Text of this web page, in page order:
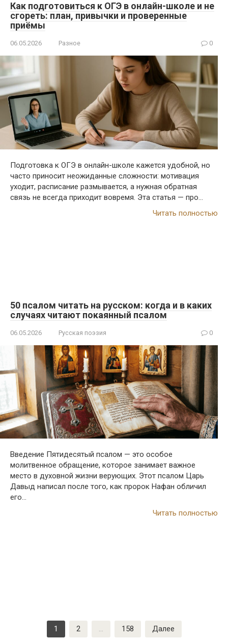
Как подготовиться к ОГЭ в онлайн-школе и не
сгореть: план, привычки и проверенные
приёмы
06.05.2026 Разное 0
Подготовка к ОГЭ в онлайн-школе кажется удобной, но
часто приносит неожиданные сложности: мотивация
уходит, расписание размывается, а нужная обратная
связь не всегда приходит вовремя. Эта статья — про…
Читать полностью
50 псалом читать на русском: когда и в каких
случаях читают покаянный псалом
06.05.2026 Русская поэзия 0
Введение Пятидесятый псалом — это особое
молитвенное обращение, которое занимает важное
место в духовной жизни верующих. Этот псалом Царь
Давыд написал после того, как пророк Нафан обличил
его…
Читать полностью
1 2 … 158 Далее